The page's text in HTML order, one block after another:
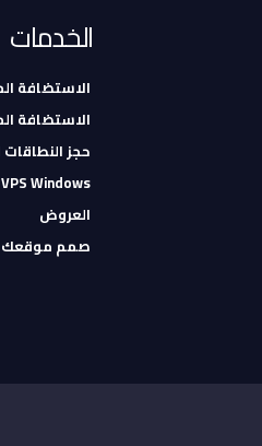
الخدمات
الاستضافة
الاستضافة
حجز
VPS Windows
العروض
صمم موقعك